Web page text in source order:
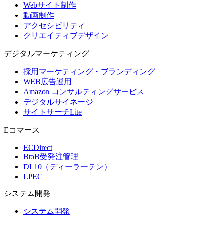
Webサイト制作
動画制作
アクセシビリティ
クリエイティブデザイン
デジタルマーケティング
採用マーケティング・ブランディング
WEB広告運用
Amazon コンサルティングサービス
デジタルサイネージ
サイトサーチLite
Eコマース
ECDirect
BtoB受発注管理
DL10（ディーラーテン）
LPEC
システム 開発
システム開発